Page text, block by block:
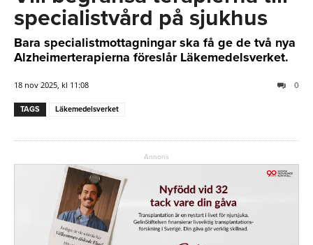
specialistvård på sjukhus
Bara specialistmottagningar ska få ge de två nya
Alzheimerterapierna föreslår Läkemedelsverket.
18 nov 2025, kl 11:08 0
TAGS Läkemedelsverket
Annons